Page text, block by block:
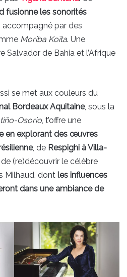
fusionne les sonorités
accompagné par des
Moriba Koïta. Une
Salvador de Bahia et l’Afrique
se met aux couleurs du
Bordeaux Aquitaine, sous la
Osorio, t’offre une
en explorant des œuvres
, de Respighi à Villa-
de (re)découvrir le célèbre
Milhaud, dont les influences
dans une ambiance de